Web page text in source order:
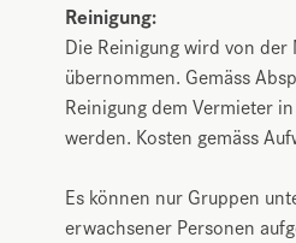
Reinigung:
Die Reinigung wird von
übernommen. Gemäss
Reinigung dem Vermieter
werden. Kosten gemäss
Es können nur Gruppen
erwachsener Personen